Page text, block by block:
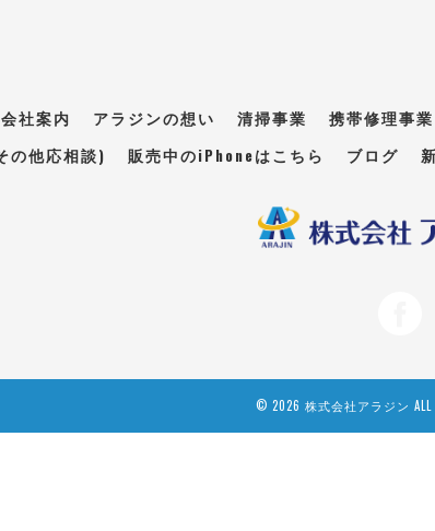
会社案内 アラジンの想い 清掃事業 携帯修理事業
の他応相談)
販売中のiPhoneはこちら ブログ
© 2026 株式会社アラジン ALL